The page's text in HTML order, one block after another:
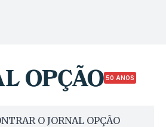
50 ANOS
O JORNAL OPÇÃO